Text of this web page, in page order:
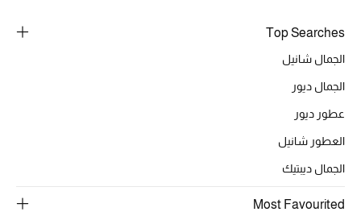
جديد لدينا
Top Searches
الجمال شانيل
الجمال ديور
عطور ديور
العطور شانيل
الجمال ديبتيك
Most Favourited